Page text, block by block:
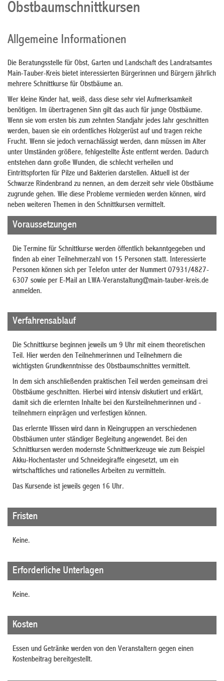
Obstbaumschnittkursen
Allgemeine Informationen
Die Beratungsstelle für Obst, Garten und Landschaft des Landratsamtes
Main-Tauber-Kreis bietet interessierten Bürgerinnen und Bürgern jährlich
mehrere Schnittkurse für Obstbäume an.
Wer kleine Kinder hat, weiß, dass diese sehr viel Aufmerksamkeit
benötigen. Im übertragenen Sinn gilt das auch für junge Obstbäume.
Wenn sie vom ersten bis zum zehnten Standjahr jedes Jahr geschnitten
werden, bauen sie ein ordentliches Holzgerüst auf und tragen reiche
Frucht. Wenn sie jedoch vernachlässigt werden, dann müssen im Alter
unter Umständen größere, fehlgestellte Äste entfernt werden. Dadurch
entstehen dann große Wunden, die schlecht verheilen und
Eintrittspforten für Pilze und Bakterien darstellen. Aktuell ist der
Schwarze Rindenbrand zu nennen, an dem derzeit sehr viele Obstbäume
zugrunde gehen. Wie diese Probleme vermieden werden können, wird
neben weiteren Themen in den Schnittkursen vermittelt.
Voraussetzungen
Die Termine für Schnittkurse werden öffentlich bekanntgegeben und
finden ab einer Teilnehmerzahl von 15 Personen statt. Interessierte
Personen können sich per Telefon unter der Nummert 07931/4827-
6307 sowie per E-Mail an LWA-Veranstaltung@main-tauber-kreis.de
anmelden.
Verfahrensablauf
Die Schnittkurse beginnen jeweils um 9 Uhr mit einem theoretischen
Teil. Hier werden den Teilnehmerinnen und Teilnehmern die
wichtigsten Grundkenntnisse des Obstbaumschnittes vermittelt.
In dem sich anschließenden praktischen Teil werden gemeinsam drei
Obstbäume geschnitten. Hierbei wird intensiv diskutiert und erklärt,
damit sich die erlernten Inhalte bei den Kursteilnehmerinnen und -
teilnehmern einprägen und verfestigen können.
Das erlernte Wissen wird dann in Kleingruppen an verschiedenen
Obstbäumen unter ständiger Begleitung angewendet. Bei den
Schnittkursen werden modernste Schnittwerkzeuge wie zum Beispiel
Akku-Hochentaster und Schneidegiraffe eingesetzt, um ein
wirtschaftliches und rationelles Arbeiten zu vermitteln.
Das Kursende ist jeweils gegen 16 Uhr.
Fristen
Keine.
Erforderliche Unterlagen
Keine.
Kosten
Essen und Getränke werden von den Veranstaltern gegen einen
Kostenbeitrag bereitgestellt.